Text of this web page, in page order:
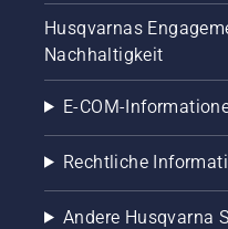
Husqvarnas
Nachhaltigkeit
E-COM-
Rechtliche
Andere Husqvarna